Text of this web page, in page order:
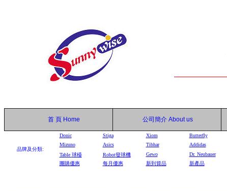
首 頁 Home 公司簡介 About us
品牌及分類:
Donic Stiga Xiom Butterfly
Mizuno
Asics Tibhar Addidas
Table 球檯 Robot發球機 Gewo Dr. Neubauer
團購優惠
每月優惠 新到貨品 新產品